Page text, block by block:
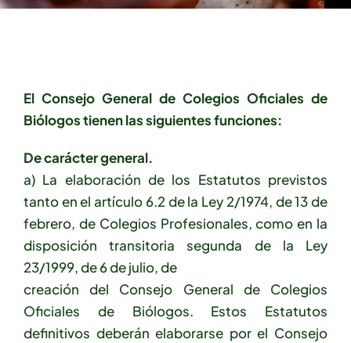
El Consejo General de Colegios Oficiales de
Biólogos tienen las siguientes funciones:
De carácter general.
a) La elaboración de los Estatutos previstos
tanto en el artículo 6.2 de la Ley 2/1974, de 13 de
febrero, de Colegios Profesionales, como en la
disposición transitoria segunda de la Ley
23/1999, de 6 de julio, de
creación del Consejo General de Colegios
Oficiales de Biólogos. Estos Estatutos
definitivos deberán elaborarse por el Consejo